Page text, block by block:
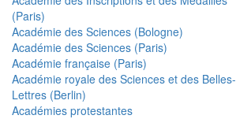
(Paris)
Académie des Sciences (Bologne)
Académie des Sciences (Paris)
Académie française (Paris)
Académie royale des Sciences et des Belles-
Lettres (Berlin)
Académies protestantes